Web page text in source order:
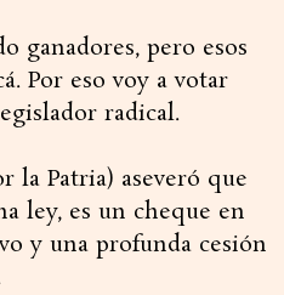
ganadores, pero esos
Por eso voy a votar
radical.
la Patria) aseveró que
ley, es un cheque en
y una profunda cesión